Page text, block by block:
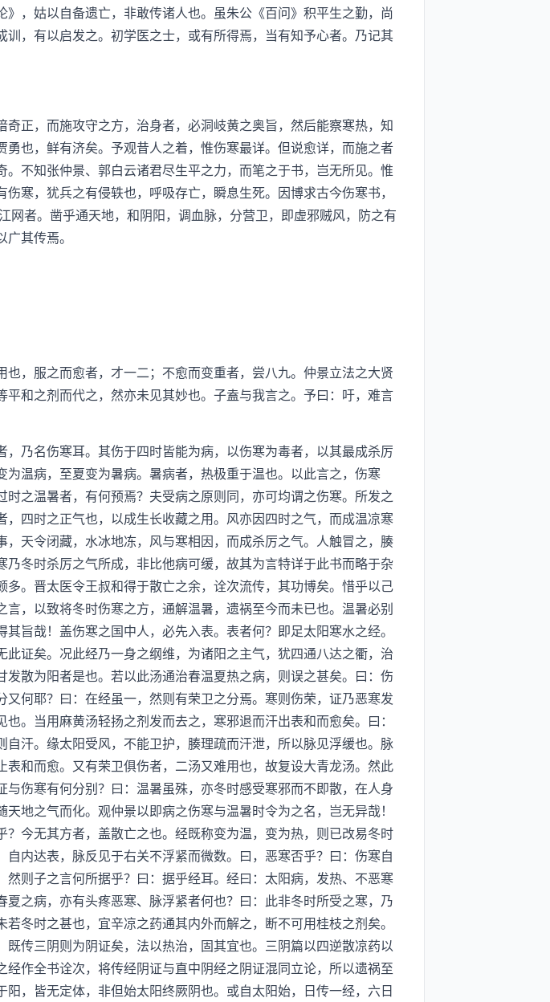
，姑以自备遗亡，非敢传诸人也。虽朱公《百问》积平生之勤，尚
，有以启发之。初学医之士，或有所得焉，当有知予心者。乃记其
，而施攻守之方，治身者，必洞岐黄之奥旨，然后能察寒热，知
也，鲜有济矣。予观昔人之着，惟伤寒最详。但说愈详，而施之者
不知张仲景、郭白云诸君尽生平之力，而笔之于书，岂无所见。惟
寒，犹兵之有侵轶也，呼吸存亡，瞬息生死。因博求古今伤寒书，
者。凿乎通天地，和阴阳，调血脉，分营卫，即虚邪贼风，防之有
其传焉。
服之而愈者，才一二；不愈而变重者，尝八九。仲景立法之大贤
和之剂而代之，然亦未见其妙也。子盍与我言之。予曰：吁，难言
名伤寒耳。其伤于四时皆能为病，以伤寒为毒者，以其最成杀厉
温病，至夏变为暑病。暑病者，热极重于温也。以此言之，伤寒
之温暑者，有何预焉？夫受病之原则同，亦可均谓之伤寒。所发之
四时之正气也，以成生长收藏之用。风亦因四时之气，而成温凉寒
天令闭藏，水冰地冻，风与寒相因，而成杀厉之气。人触冒之，腠
冬时杀厉之气所成，非比他病可缓，故其为言特详于此书而略于杂
。晋太医令王叔和得于散亡之余，诠次流传，其功博矣。惜乎以己
，以致将冬时伤寒之方，通解温暑，遗祸至今而未已也。温暑必别
旨哉！盖伤寒之国中人，必先入表。表者何？即足太阳寒水之经。
证矣。况此经乃一身之纲维，为诸阳之主气，犹四通八达之衢，治
散为阳者是也。若以此汤通治春温夏热之病，则误之甚矣。曰：伤
何耶？曰：在经虽一，然则有荣卫之分焉。寒则伤荣，证乃恶寒发
。当用麻黄汤轻扬之剂发而去之，寒邪退而汗出表和而愈矣。曰：
汗。缘太阳受风，不能卫护，腠理疏而汗泄，所以脉见浮缓也。脉
和而愈。又有荣卫俱伤者，二汤又难用也，故复设大青龙汤。然此
伤寒有何分别？曰：温暑虽殊，亦冬时感受寒邪而不即散，在人身
地之气而化。观仲景以即病之伤寒与温暑时令为之名，岂无异哉！
今无其方者，盖散亡之也。经既称变为温，变为热，则已改易冬时
内达表，脉反见于右关不浮紧而微数。曰，恶寒否乎？曰：伤寒自
则子之言何所据乎？曰：据乎经耳。经曰：太阳病，发热、不恶寒
之病，亦有头疼恶寒、脉浮紧者何也？曰：此非冬时所受之寒，乃
冬时之甚也，宜辛凉之药通其内外而解之，断不可用桂枝之剂矣。
传三阴则为阴证矣，法以热治，固其宜也。三阴篇以四逆散凉药以
作全书诠次，将传经阴证与直中阴经之阴证混同立论，所以遗祸至
，皆无定体，非但始太阳终厥阴也。或自太阳始，日传一经，六日